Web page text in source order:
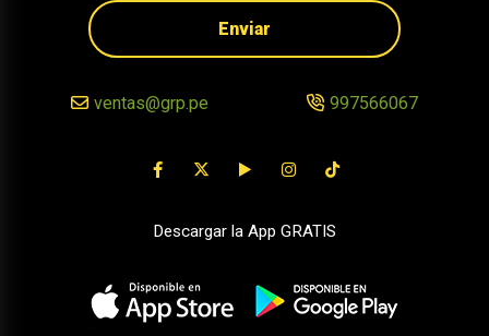
Enviar
ventas@grp.pe 997566067
Descargar la App GRATIS